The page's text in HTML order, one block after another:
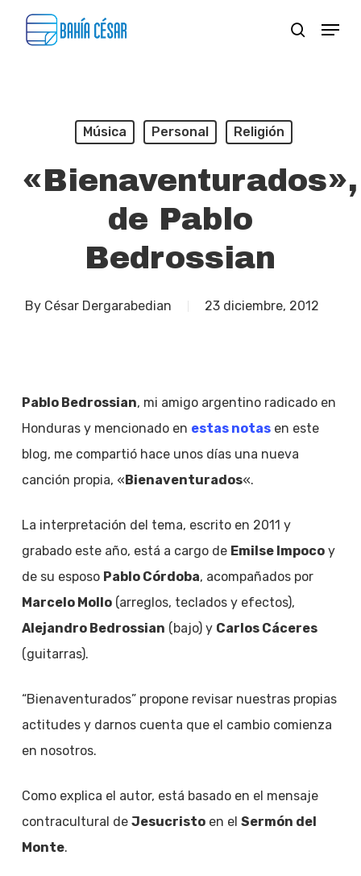
search
Menu
Música Personal Religión
«Bienaventurados»,
de Pablo
Bedrossian
By César Dergarabedian 23 diciembre, 2012
Pablo Bedrossian, mi amigo argentino radicado en
Honduras y mencionado en estas notasen este
blog, me compartió hace unos días una nueva
canción propia, «Bienaventurados«.
La interpretación del tema, escrito en 2011 y
grabado este año, está a cargo de Emilse Impocoy
de su esposo Pablo Córdoba, acompañados por
Marcelo Mollo(arreglos, teclados y efectos),
Alejandro Bedrossian (bajo) y Carlos Cáceres
(guitarras).
“Bienaventurados” propone revisar nuestras propias
actitudes y darnos cuenta que el cambio comienza
en nosotros.
Como explica el autor, está basado en el mensaje
contracultural de Jesucristoen el Sermón del
Monte.